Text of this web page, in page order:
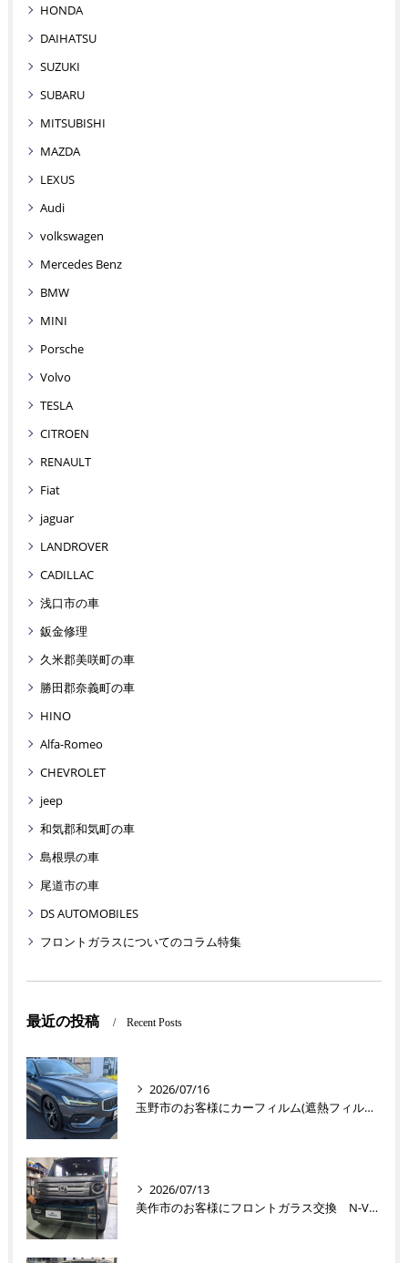
HONDA
DAIHATSU
SUZUKI
SUBARU
MITSUBISHI
MAZDA
LEXUS
Audi
volkswagen
Mercedes Benz
BMW
MINI
Porsche
Volvo
TESLA
CITROEN
RENAULT
Fiat
jaguar
LANDROVER
CADILLAC
浅口市の車
鈑金修理
久米郡美咲町の車
勝田郡奈義町の車
HINO
Alfa-Romeo
CHEVROLET
jeep
和気郡和気町の車
島根県の車
尾道市の車
DS AUTOMOBILES
フロントガラスについてのコラム特集
最近の投稿 Recent Posts
2026/07/16
玉野市のお客様にカーフィルム(遮熱フィルム) V60【nexus株式会社】
2026/07/13
美作市のお客様にフロントガラス交換 N-VAN【nexus株式会社】